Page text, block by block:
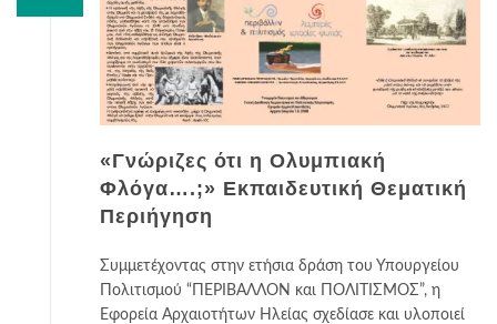
«Γνώριζες ότι η Ολυμπιακή
Φλόγα….;» Εκπαιδευτική Θεματική
Περιήγηση
Συμμετέχοντας στην ετήσια δράση του Υπουργείου
Πολιτισμού “ΠΕΡΙΒΑΛΛΟΝ και ΠΟΛΙΤΙΣΜΟΣ”, η
Εφορεία Αρχαιοτήτων Ηλείας σχεδίασε και υλοποιεί